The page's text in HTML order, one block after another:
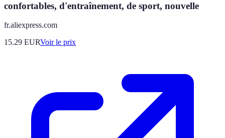
confortables, d'entraînement, de sport, nouvelle
fr.aliexpress.com
15.29 EURVoir le prix